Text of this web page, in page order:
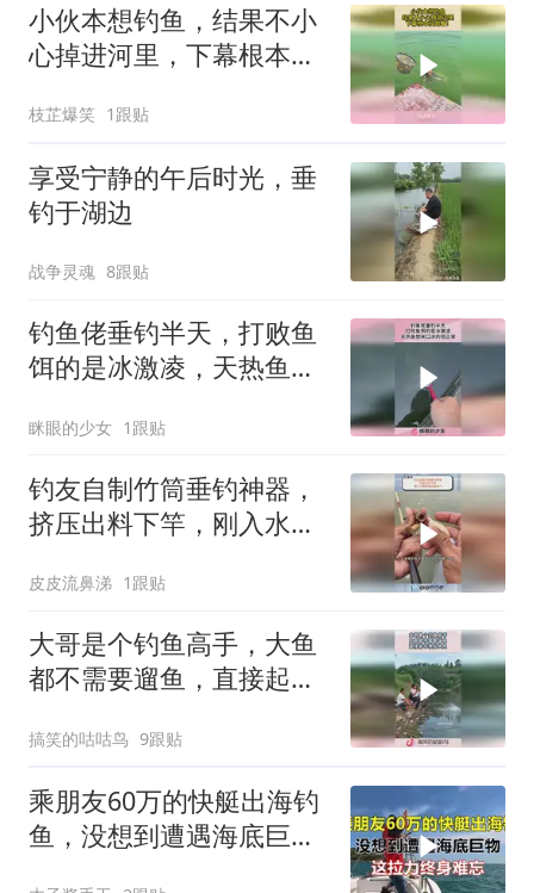
小伙本想钓鱼，结果不小
心掉进河里，下幕根本没
枝芷爆笑 1跟贴
享受宁静的午后时光，垂
钓于湖边
战争灵魂 8跟贴
钓鱼佬垂钓半天，打败鱼
饵的是冰激凌，天热鱼想
眯眼的少女 1跟贴
钓友自制竹筒垂钓神器，
挤压出料下竿，刚入水就
皮皮流鼻涕 1跟贴
大哥是个钓鱼高手，大鱼
都不需要遛鱼，直接起竿
搞笑的咕咕鸟 9跟贴
乘朋友60万的快艇出海钓
鱼，没想到遭遇海底巨